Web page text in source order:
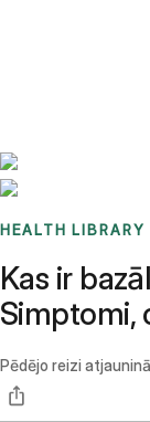
HEALTH LIBRARY
Kas ir
Simptomi,
Pēdējo reizi